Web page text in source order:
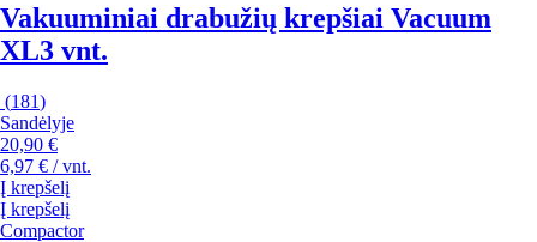
Vakuuminiai drabužių krepšiai Vacuum
XL3 vnt.
(181)
Sandėlyje
20,90 €
6,97 € / vnt.
Į krepšelį
Į krepšelį
Compactor